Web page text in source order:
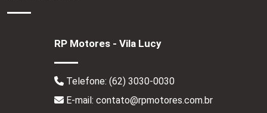
RP Motores - Vila Lucy
Telefone: (62) 3030-0030
E-mail: contato@rpmotores.com.br